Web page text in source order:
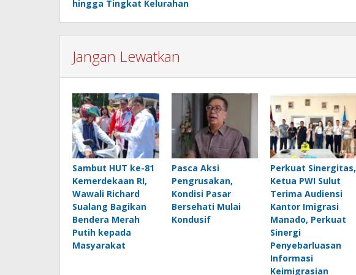
hingga Tingkat Kelurahan
Jangan Lewatkan
Sambut HUT ke-81
Kemerdekaan RI,
Wawali Richard
Sualang Bagikan
Bendera Merah
Putih kepada
Masyarakat
Pasca Aksi
Pengrusakan,
Kondisi Pasar
Bersehati Mulai
Kondusif
Perkuat Sinergitas,
Ketua PWI Sulut
Terima Audiensi
Kantor Imigrasi
Manado, Perkuat
Sinergi
Penyebarluasan
Informasi
Keimigrasian